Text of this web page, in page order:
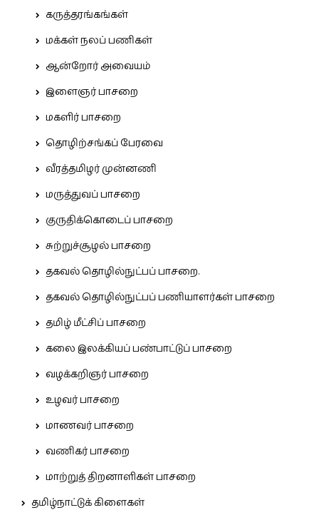
கருத்தரங்கங்கள்
மக்கள் நலப் பணிகள்
ஆன்றோர் அவையம்
இளைஞர் பாசறை
மகளிர் பாசறை
தொழிற்சங்கப் பேரவை
வீரத்தமிழர் முன்னணி
மருத்துவப் பாசறை
குருதிக்கொடைப் பாசறை
சுற்றுச்சூழல் பாசறை
தகவல் தொழில்நுட்பப் பாசறை.
தகவல் தொழில்நுட்பப் பணியாளர்கள் பாசறை
தமிழ் மீட்சிப் பாசறை
கலை இலக்கியப் பண்பாட்டுப் பாசறை
வழக்கறிஞர் பாசறை
உழவர் பாசறை
மாணவர் பாசறை
வணிகர் பாசறை
மாற்றுத் திறனாளிகள் பாசறை
தமிழ்நாட்டுக் கிளைகள்